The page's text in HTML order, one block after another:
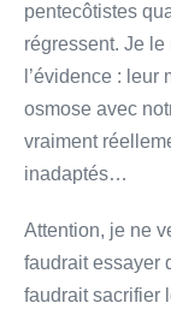
pentecôtistes
régressent. Je
l’évidence :
osmose avec
vraiment
inadaptés…
Attention, je ne
faudrait essayer
faudrait sacrifier